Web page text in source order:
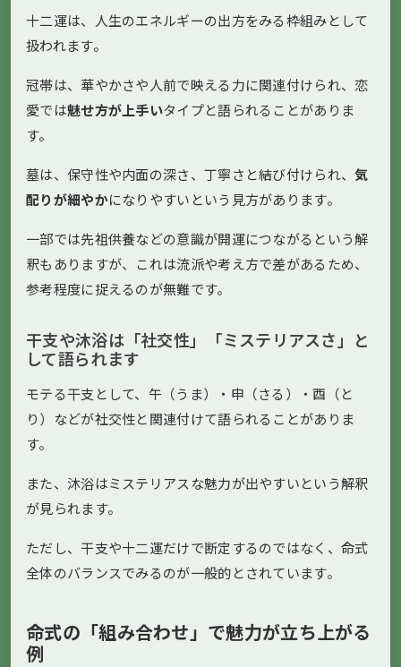
十二運は、人生のエネルギーの出方をみる枠組みとして
扱われます。
冠帯は、華やかさや人前で映える力に関連付けられ、恋
愛では魅せ方が上手いタイプと語られることがありま
す。
墓は、保守性や内面の深さ、丁寧さと結び付けられ、気
配りが細やかになりやすいという見方があります。
一部では先祖供養などの意識が開運につながるという解
釈もありますが、これは流派や考え方で差があるため、
参考程度に捉えるのが無難です。
干支や沐浴は「社交性」「ミステリアスさ」と
して語られます
モテる干支として、午（うま）・申（さる）・酉（と
り）などが社交性と関連付けて語られることがありま
す。
また、沐浴はミステリアスな魅力が出やすいという解釈
が見られます。
ただし、干支や十二運だけで断定するのではなく、命式
全体のバランスでみるのが一般的とされています。
命式の「組み合わせ」で魅力が立ち上がる
例